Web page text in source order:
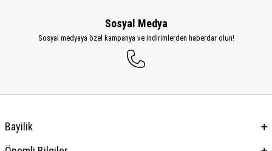
Sosyal Medya
Sosyal medyaya özel kampanya ve indirimlerden haberdar olun!
Bayilik